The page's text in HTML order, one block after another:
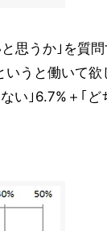
思うか｣を質
うと働いて
い｣6.7%＋｢